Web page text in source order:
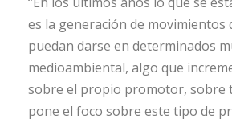
es la generación de movimientos
puedan darse en determinados
medioambiental, algo que
sobre el propio promotor, sobre
pone el foco sobre este tipo de